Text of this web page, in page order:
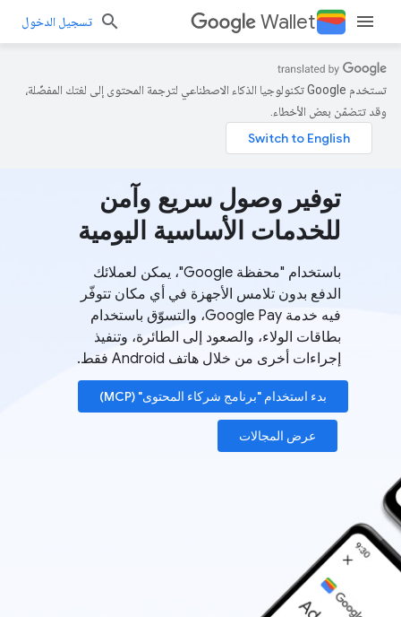
Wallet تسجيل الدخول
تستخدم Google تكنولوجيا الذكاء الاصطناعي لترجمة المحتوى إلى لغتك المفضّلة،
وقد تتضمّن بعض الأخطاء.
توفير وصول سريع وآمن
للخدمات الأساسية اليومية
باستخدام "محفظة Google"، يمكن لعملائك
الدفع بدون تلامس الأجهزة في أي مكان تتوفّر
فيه خدمة Google Pay، والتسوّق باستخدام
بطاقات الولاء، والصعود إلى الطائرة، وتنفيذ
إجراءات أخرى من خلال هاتف Android فقط.
بدء استخدام "برنامج شركاء المحتوى" (MCP)
عرض المجالات